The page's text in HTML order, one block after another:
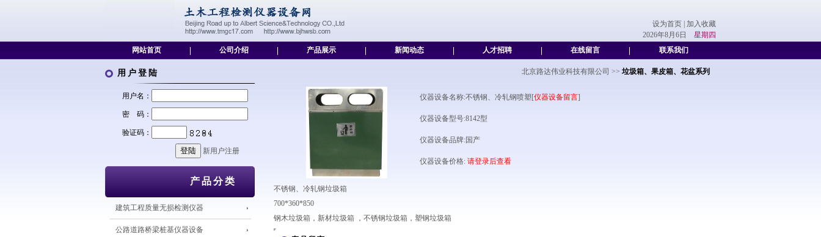
设为首页
加入收藏
2026年8月6日 星期四
网站首页
公司介绍 产品展示 新闻动态 人才招聘 在线留言 联系我们
用户登陆
用户名：
密 码：
验证码：
新用户注册
产品分类
建筑工程质量无损检测仪器
公路道路桥梁桩基仪器设备
北京路达伟业科技有限公司 >>垃圾箱、果皮箱、花盆系列
仪器设备名称:不锈钢、冷轧钢喷塑[仪器设备留言]
仪器设备型号:8142型
仪器设备品牌:国产
仪器设备价格: 请登录后查看
不锈钢、冷轧钢垃圾箱
700*360*850
钢木垃圾箱，新材垃圾箱 ，不锈钢垃圾箱，塑钢垃圾箱